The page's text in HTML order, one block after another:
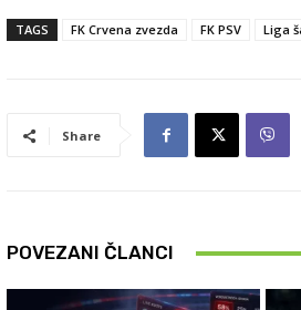
TAGS FK Crvena zvezda FK PSV Liga
Share
POVEZANI ČLANCI